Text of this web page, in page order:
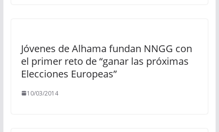
Jóvenes de Alhama fundan NNGG con
el primer reto de “ganar las próximas
Elecciones Europeas”
10/03/2014